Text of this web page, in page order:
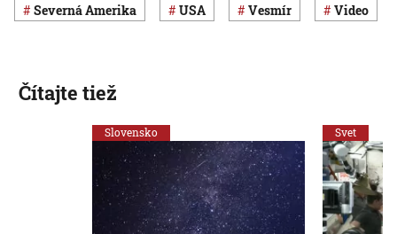
Severná Amerika USA vesmír Video
Čítajte tiež
Slovensko Svet